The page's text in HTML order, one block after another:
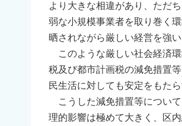
より大きな相違があり、ただ
弱な小規模事業者を取り巻く
晒されながら厳しい経営を強
このような厳しい社会経済
税及び都市計画税の減免措置
民生活に対しても安定をもた
こうした減免措置等につい
理的影響は極めて大きく、区